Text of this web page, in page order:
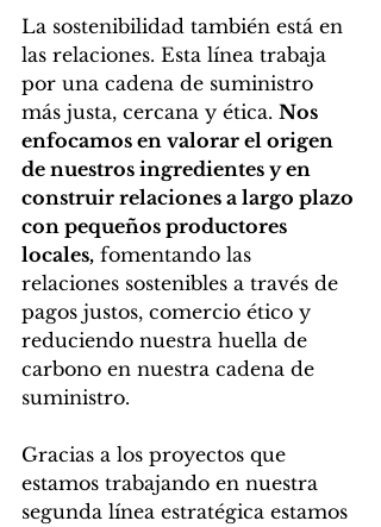
La sostenibilidad también está en
las relaciones. Esta línea trabaja
por una cadena de suministro
más justa, cercana y ética. Nos
enfocamos en valorar el origen
de nuestros ingredientes y en
construir relaciones a largo plazo
con pequeños productores
locales, fomentando las
relaciones sostenibles a través de
pagos justos, comercio ético y
reduciendo nuestra huella de
carbono en nuestra cadena de
suministro.
Gracias a los proyectos que
estamos trabajando en nuestra
segunda línea estratégica estamos